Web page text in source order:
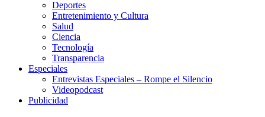
Deportes
Entretenimiento y Cultura
Salud
Ciencia
Tecnología
Transparencia
Especiales
Entrevistas Especiales – Rompe el Silencio
Videopodcast
Publicidad